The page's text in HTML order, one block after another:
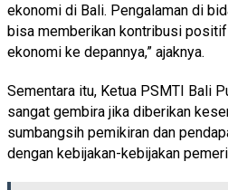
ekonomi di Bali. Pengalaman di
bisa memberikan kontribusi positif
ekonomi ke depannya,” ajaknya.
Sementara itu, Ketua PSMTI Bali
sangat gembira jika diberikan
sumbangsih pemikiran dan
dengan kebijakan-kebijakan